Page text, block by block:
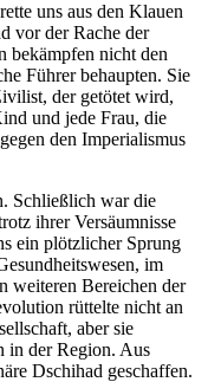
uns aus den Klauen
vor der Rache der
bekämpfen nicht den
Führer behaupten. Sie
der getötet wird,
und jede Frau, die
den Imperialismus
Schließlich war die
ihrer Versäumnisse
ein plötzlicher Sprung
im
weiteren Bereichen der
rüttelte nicht an
aber sie
in der Region. Aus
Dschihad geschaffen.